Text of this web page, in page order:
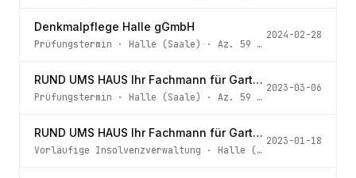
Denkmalpflege Halle gGmbH
Prüfungstermin · Halle (Saale) · Az. 59 IN 482/23
2024-02-28
RUND UMS HAUS Ihr Fachmann für Garten- und Landschaftsbau UG (haftungsbeschränkt)
Prüfungstermin · Halle (Saale) · Az. 59 IN 362/22
2023-03-06
RUND UMS HAUS Ihr Fachmann für Garten- und Landschaftsbau UG (haftungsbeschränkt)
Vorläufige Insolvenzverwaltung · Halle (Saale)
2023-01-18